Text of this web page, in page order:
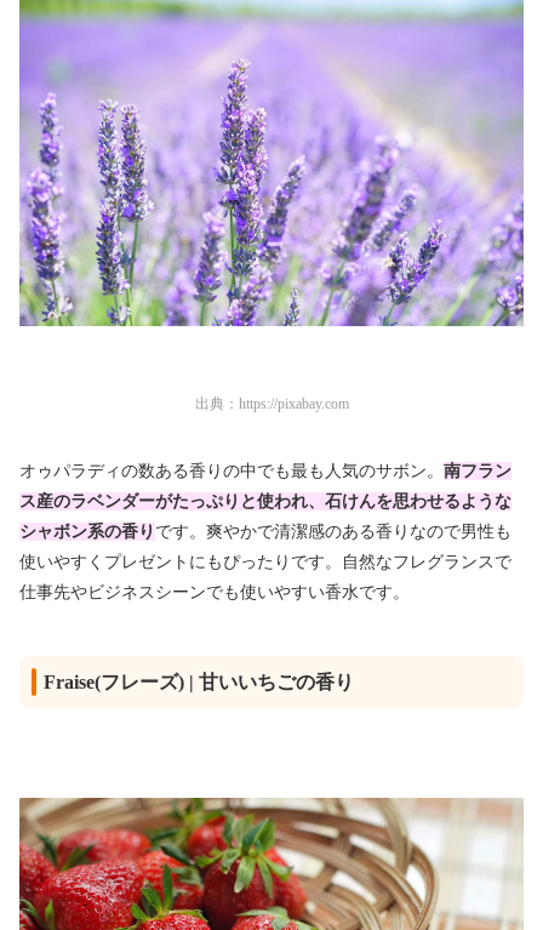
出典： https://pixabay.com
オゥパラディの数ある香りの中でも最も人気のサボン。 南フラン
ス産のラベンダーがたっぷりと使われ、石けんを思わせるような
シャボン系の香り です。爽やかで清潔感のある香りなので男性も
使いやすくプレゼントにもぴったりです。自然なフレグランスで
仕事先やビジネスシーンでも使いやすい香水です。
Fraise(フレーズ) | 甘いいちごの香り